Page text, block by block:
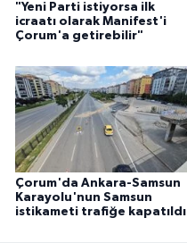
"Yeni Parti istiyorsa ilk
icraatı olarak Manifest'i
Çorum'a getirebilir"
Çorum'da Ankara-Samsun
Karayolu'nun Samsun
istikameti trafiğe kapatıldı